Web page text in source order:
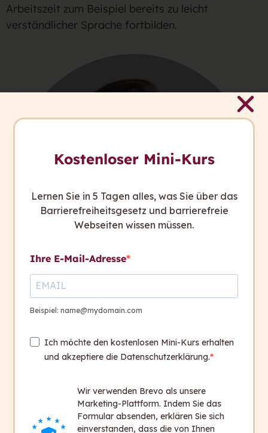
Arbeitszeit zum Beispiel bereits zu leicht
verständlicher Sprache fortbilden.
„Was an capito cool ist: Ich kann mich
echt in die Software einbringen.“
Im Moment baut Verena nun mithilfe von
Kostenloser Mini-Kurs
Lernen Sie in 5 Tagen alles, was Sie über das
Barrierefreiheitsgesetz und barrierefreie
Webseiten wissen müssen.
Ihre E-Mail-Adresse
Beispiel: name@mydomain.com
Ich möchte den kostenlosen Mini-Kurs erhalten
und akzeptiere die Datenschutzerklärung.
Wir verwenden Brevo als unsere
Marketing-Plattform. Indem Sie das
Formular absenden, erklären Sie sich
einverstanden, dass die von Ihnen